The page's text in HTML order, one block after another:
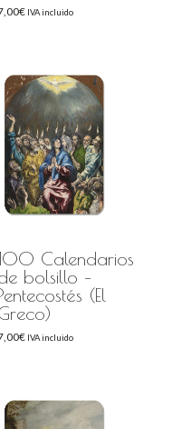
€ IVA incluido
Calendarios
bolsillo –
(El
€ IVA incluido